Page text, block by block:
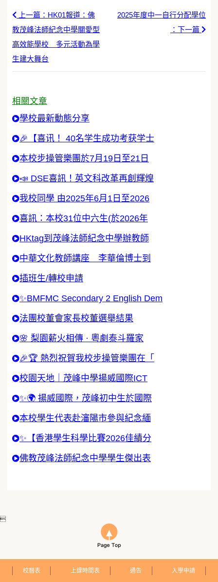
上一篇：HK01報道：佛
教茂峰法師紀念中學關愛型
高效能學校 多元活動為學
生建大舞台
2025年度中一自行分配學位
：下一篇
相關文章
學校最新動態分享
🎉【喜讯！ 40名学生成功考获学士
本校步操管樂團於7月19日至21日
📣 DSE喜訊！英文科改革再創輝煌
我校同學 由2025年6月1日至2026
喜訊：本校31位中六生(於2026年
HKtag到茂峰法師紀念中學辦教師
中華文化教師講座 李華倫博士到
插班生/轉校申請
✨BMFMC Secondary 2 English Dem
法團校董會家長校董選舉結果
🌸 梨園薪火相傳 · 粵劇泰斗羅家
🎉🏆 熱烈祝賀我校步操管樂團在「
校園天地｜茂峰中學揚威國際ICT
✨🌍 揚威國際，茂峰初中生於國際
本校學生代表赴瀋陽市參與紀念緬
✨【香港學生科學比賽2026佳績分
佛教茂峰法師紀念中學學生傑出表

校曆表 上課時間表 通告 入學申請